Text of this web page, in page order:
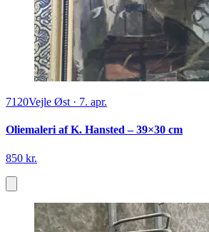
7120Vejle Øst · 7. apr.
Oliemaleri af K. Hansted – 39×30 cm
850 kr.